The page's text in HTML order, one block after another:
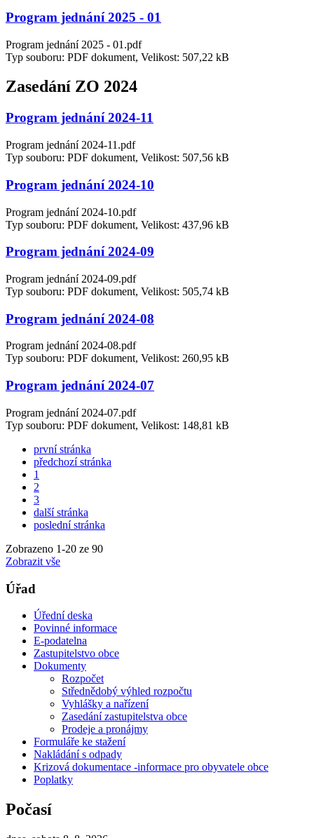
Program jednání 2025 - 01
Program jednání 2025 - 01.pdf
Typ souboru: PDF dokument, Velikost: 507,22 kB
Zasedání ZO 2024
Program jednání 2024-11
Program jednání 2024-11.pdf
Typ souboru: PDF dokument, Velikost: 507,56 kB
Program jednání 2024-10
Program jednání 2024-10.pdf
Typ souboru: PDF dokument, Velikost: 437,96 kB
Program jednání 2024-09
Program jednání 2024-09.pdf
Typ souboru: PDF dokument, Velikost: 505,74 kB
Program jednání 2024-08
Program jednání 2024-08.pdf
Typ souboru: PDF dokument, Velikost: 260,95 kB
Program jednání 2024-07
Program jednání 2024-07.pdf
Typ souboru: PDF dokument, Velikost: 148,81 kB
první stránka
předchozí stránka
1
2
3
další stránka
poslední stránka
Zobrazeno 1-20 ze 90
Zobrazit vše
Úřad
Úřední deska
Povinné informace
E-podatelna
Zastupitelstvo obce
Dokumenty
Rozpočet
Střednědobý výhled rozpočtu
Vyhlášky a nařízení
Zasedání zastupitelstva obce
Prodeje a pronájmy
Formuláře ke stažení
Nakládání s odpady
Krizová dokumentace -informace pro obyvatele obce
Poplatky
Počasí